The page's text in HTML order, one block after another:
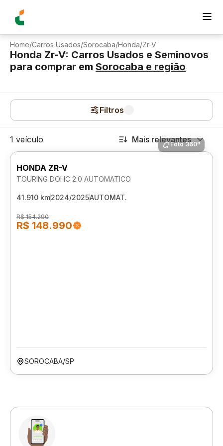
Home/Carros Usados/Sorocaba/Honda/Zr-V
Honda Zr-V: Carros Usados e Seminovos
para comprar em Sorocaba e região
Filtros
1 veículo Mais relevantes
Foto 360º
HONDA ZR-V
TOURING DOHC 2.0 AUTOMATICO
41.910 km2024/2025AUTOMAT.
R$ 154.290
R$ 148.990
SOROCABA/SP